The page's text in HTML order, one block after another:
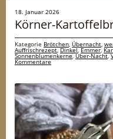
18. Januar 2026
Körner-
Kategorie Brötchen, Übernacht,
Auffrischrezept,Dinkel,Emmer,
Sonnenblumenkerne,Über-Nacht,
Kommentare